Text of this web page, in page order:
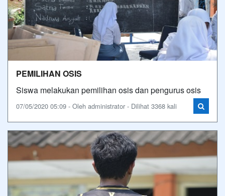
PEMILIHAN OSIS
Siswa melakukan pemilihan osis dan pengurus osis
07/05/2020 05:09 - Oleh administrator - Dilihat 3368 kali